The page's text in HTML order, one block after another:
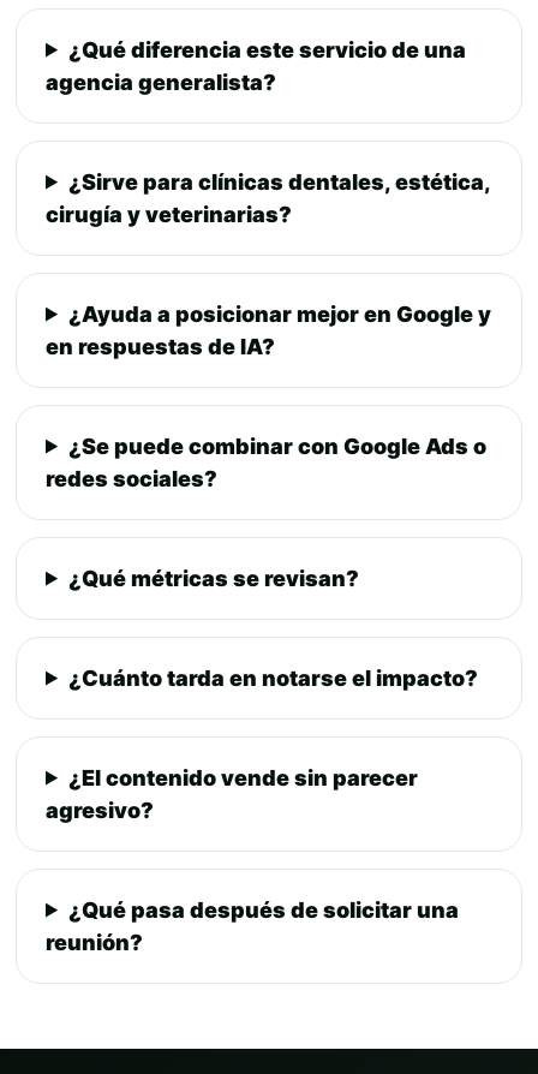
¿Qué diferencia este servicio de una
agencia generalista?
¿Sirve para clínicas dentales, estética,
cirugía y veterinarias?
¿Ayuda a posicionar mejor en Google y
en respuestas de IA?
¿Se puede combinar con Google Ads o
redes sociales?
¿Qué métricas se revisan?
¿Cuánto tarda en notarse el impacto?
¿El contenido vende sin parecer
agresivo?
¿Qué pasa después de solicitar una
reunión?